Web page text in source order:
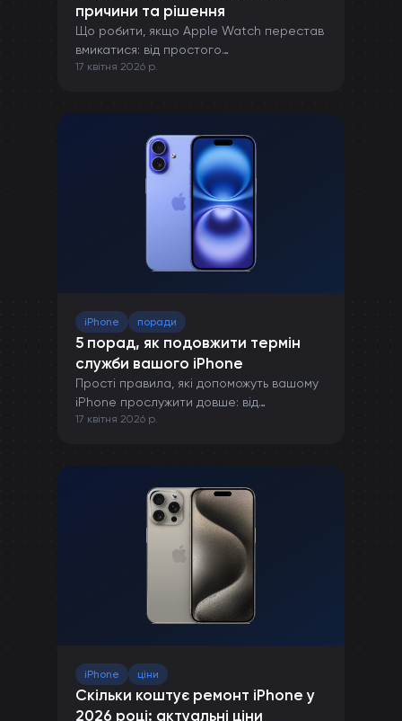
причини та рішення
Що робити, якщо Apple Watch перестав
вмикатися: від простого
перезавантаження до ремонту в сервісі.
17 квітня 2026 р.
iPhone поради
5 порад, як подовжити термін
служби вашого iPhone
Прості правила, які допоможуть вашому
iPhone прослужити довше: від
правильної зарядки до захисту від
17 квітня 2026 р.
iPhone ціни
Скільки коштує ремонт iPhone у
2026 році: актуальні ціни